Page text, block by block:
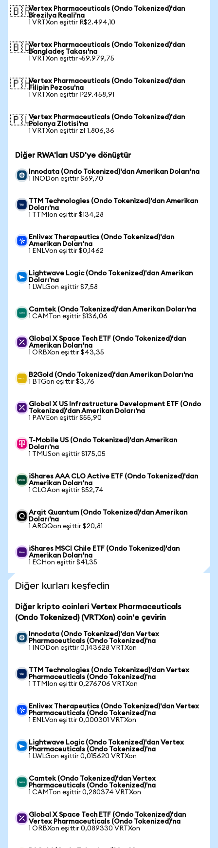
🇧🇷Vertex Pharmaceuticals (Ondo Tokenized)'dan
Brezilya Reali'na
1 VRTXon eşittir R$2.494,10
🇧🇩Vertex Pharmaceuticals (Ondo Tokenized)'dan
Bangladeş Takası'na
1 VRTXon eşittir ৳59.979,75
🇵🇭Vertex Pharmaceuticals (Ondo Tokenized)'dan
Filipin Pezosu'na
1 VRTXon eşittir ₱29.458,91
🇵🇱Vertex Pharmaceuticals (Ondo Tokenized)'dan
Polonya Zlotisi'na
1 VRTXon eşittir zł 1.806,36
Diğer RWA'ları USD'ye dönüştür
Innodata (Ondo Tokenized)'dan Amerikan Doları'na
1 INODon eşittir $69,70
TTM Technologies (Ondo Tokenized)'dan Amerikan
Doları'na
1 TTMIon eşittir $134,28
Enlivex Therapeutics (Ondo Tokenized)'dan
Amerikan Doları'na
1 ENLVon eşittir $0,1462
Lightwave Logic (Ondo Tokenized)'dan Amerikan
Doları'na
1 LWLGon eşittir $7,58
Camtek (Ondo Tokenized)'dan Amerikan Doları'na
1 CAMTon eşittir $136,06
Global X Space Tech ETF (Ondo Tokenized)'dan
Amerikan Doları'na
1 ORBXon eşittir $43,35
B2Gold (Ondo Tokenized)'dan Amerikan Doları'na
1 BTGon eşittir $3,76
Global X US Infrastructure Development ETF (Ondo
Tokenized)'dan Amerikan Doları'na
1 PAVEon eşittir $55,90
T-Mobile US (Ondo Tokenized)'dan Amerikan
Doları'na
1 TMUSon eşittir $175,05
iShares AAA CLO Active ETF (Ondo Tokenized)'dan
Amerikan Doları'na
1 CLOAon eşittir $52,74
Arqit Quantum (Ondo Tokenized)'dan Amerikan
Doları'na
1 ARQQon eşittir $20,81
iShares MSCI Chile ETF (Ondo Tokenized)'dan
Amerikan Doları'na
1 ECHon eşittir $41,35
Diğer kurları keşfedin
Diğer kripto coinleri Vertex Pharmaceuticals
(Ondo Tokenized) (VRTXon) coin'e çevirin
Innodata (Ondo Tokenized)'dan Vertex
Pharmaceuticals (Ondo Tokenized)'na
1 INODon eşittir 0,143628 VRTXon
TTM Technologies (Ondo Tokenized)'dan Vertex
Pharmaceuticals (Ondo Tokenized)'na
1 TTMIon eşittir 0,276706 VRTXon
Enlivex Therapeutics (Ondo Tokenized)'dan Vertex
Pharmaceuticals (Ondo Tokenized)'na
1 ENLVon eşittir 0,000301 VRTXon
Lightwave Logic (Ondo Tokenized)'dan Vertex
Pharmaceuticals (Ondo Tokenized)'na
1 LWLGon eşittir 0,015620 VRTXon
Camtek (Ondo Tokenized)'dan Vertex
Pharmaceuticals (Ondo Tokenized)'na
1 CAMTon eşittir 0,280374 VRTXon
Global X Space Tech ETF (Ondo Tokenized)'dan
Vertex Pharmaceuticals (Ondo Tokenized)'na
1 ORBXon eşittir 0,089330 VRTXon